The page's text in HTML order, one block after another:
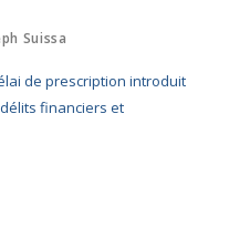
Suissa
de prescription introduit
financiers et